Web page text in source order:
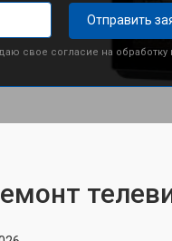
Отправить
свое согласие на обработку